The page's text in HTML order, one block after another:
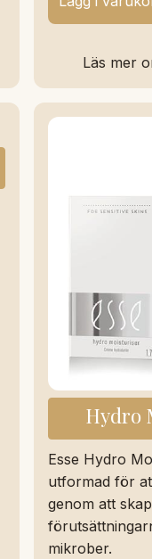
Läs mer
Hydro
Esse Hydro
utformad för
genom att
mikrober.